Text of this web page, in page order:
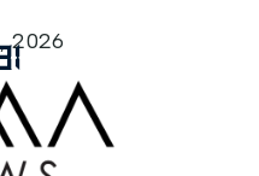
2026